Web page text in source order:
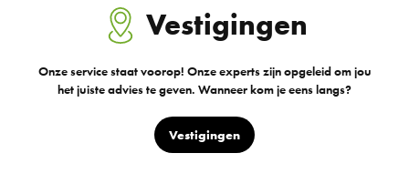
Vestigingen
Onze service staat voorop! Onze experts zijn opgeleid om jou
het juiste advies te geven. Wanneer kom je eens langs?
Vestigingen